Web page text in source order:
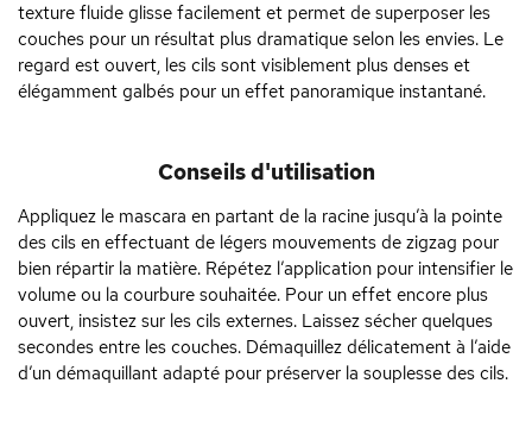
texture fluide glisse facilement et permet de superposer les
couches pour un résultat plus dramatique selon les envies. Le
regard est ouvert, les cils sont visiblement plus denses et
élégamment galbés pour un effet panoramique instantané.
Conseils d'utilisation
Appliquez le mascara en partant de la racine jusqu’à la pointe
des cils en effectuant de légers mouvements de zigzag pour
bien répartir la matière. Répétez l’application pour intensifier le
volume ou la courbure souhaitée. Pour un effet encore plus
ouvert, insistez sur les cils externes. Laissez sécher quelques
secondes entre les couches. Démaquillez délicatement à l’aide
d’un démaquillant adapté pour préserver la souplesse des cils.